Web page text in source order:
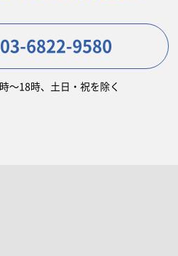
03-6822-9580
〜18時、土日・祝を除く